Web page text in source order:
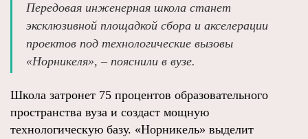
Передовая инженерная школа станет
эксклюзивной площадкой сбора и акселерации
проектов под технологические вызовы
«Норникеля», – пояснили в вузе.
Школа затронет 75 процентов образовательного
пространства вуза и создаст мощную
технологическую базу. «Норникель» выделит